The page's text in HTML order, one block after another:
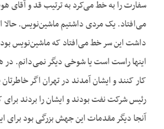
سفارت را به خط می‌کرد به ترتیب قد و آقای
می‌افتاد. یک مردی داشتیم ماشین‌نویس.
داشت این سر خط می‌افتاد که ماشین‌نویس
اینها راست است یا شوخی دیگر نمی‌دانم. در
کار کنند و ایشان آمدند در تهران اگر
رئیس شرکت نفت بودند و ایشان را بردند
آنجا دیگر مقدمات این جهش بزرگی بود برای